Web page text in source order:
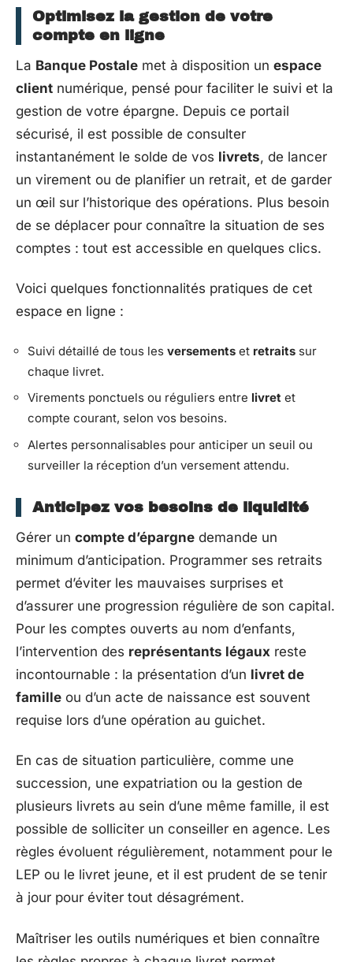
Optimisez la gestion de votre
compte en ligne
La Banque Postale met à disposition un espace
client numérique, pensé pour faciliter le suivi et la
gestion de votre épargne. Depuis ce portail
sécurisé, il est possible de consulter
instantanément le solde de vos livrets, de lancer
un virement ou de planifier un retrait, et de garder
un œil sur l’historique des opérations. Plus besoin
de se déplacer pour connaître la situation de ses
comptes : tout est accessible en quelques clics.
Voici quelques fonctionnalités pratiques de cet
espace en ligne :
Suivi détaillé de tous les versements et retraits sur
chaque livret.
Virements ponctuels ou réguliers entre livret et
compte courant, selon vos besoins.
Alertes personnalisables pour anticiper un seuil ou
surveiller la réception d’un versement attendu.
Anticipez vos besoins de liquidité
Gérer un compte d’épargne demande un
minimum d’anticipation. Programmer ses retraits
permet d’éviter les mauvaises surprises et
d’assurer une progression régulière de son capital.
Pour les comptes ouverts au nom d’enfants,
l’intervention des représentants légaux reste
incontournable : la présentation d’un livret de
famille ou d’un acte de naissance est souvent
requise lors d’une opération au guichet.
En cas de situation particulière, comme une
succession, une expatriation ou la gestion de
plusieurs livrets au sein d’une même famille, il est
possible de solliciter un conseiller en agence. Les
règles évoluent régulièrement, notamment pour le
LEP ou le livret jeune, et il est prudent de se tenir
à jour pour éviter tout désagrément.
Maîtriser les outils numériques et bien connaître